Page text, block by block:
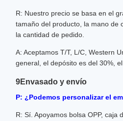
R: Nuestro precio se basa en el
tamaño del producto, la mano de
la cantidad de pedido.
A: Aceptamos T/T, L/C, Western
general, el depósito es del 30%,
9Envasado y envío
P: ¿Podemos personalizar el
R: Sí. Apoyamos bolsa OPP, caja